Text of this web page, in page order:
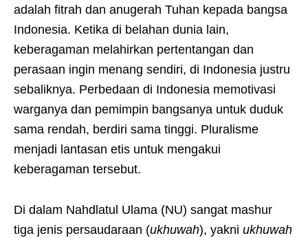
adalah fitrah dan anugerah Tuhan kepada bangsa
Indonesia. Ketika di belahan dunia lain,
keberagaman melahirkan pertentangan dan
perasaan ingin menang sendiri, di Indonesia justru
sebaliknya. Perbedaan di Indonesia memotivasi
warganya dan pemimpin bangsanya untuk duduk
sama rendah, berdiri sama tinggi. Pluralisme
menjadi lantasan etis untuk mengakui
keberagaman tersebut.
Di dalam Nahdlatul Ulama (NU) sangat mashur
tiga jenis persaudaraan (ukhuwah), yakni ukhuwah